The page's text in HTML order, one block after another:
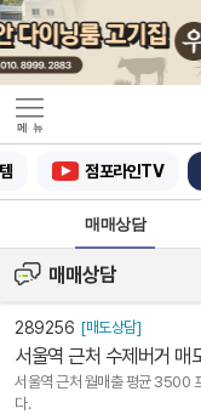
점포라인TV
매매상담
매매상담
289256 [매도상담]
서울역 근처 수제버거 매
서울역 근처 월매출 평균 3500
다.